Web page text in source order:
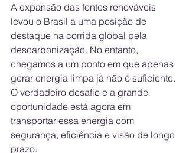
A expansão das fontes renováveis
levou o Brasil a uma posição de
destaque na corrida global pela
descarbonização. No entanto,
chegamos a um ponto em que apenas
gerar energia limpa já não é suficiente.
O verdadeiro desafio e a grande
oportunidade está agora em
transportar essa energia com
segurança, eficiência e visão de longo
prazo.